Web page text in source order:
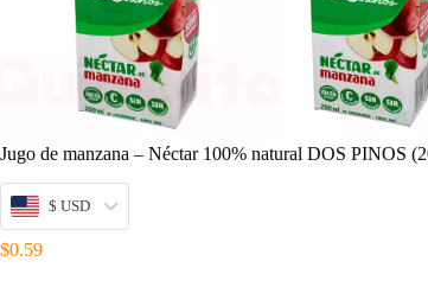
Jugo de manzana – Néctar 100% natural DOS PINOS
$ USD
$0.59